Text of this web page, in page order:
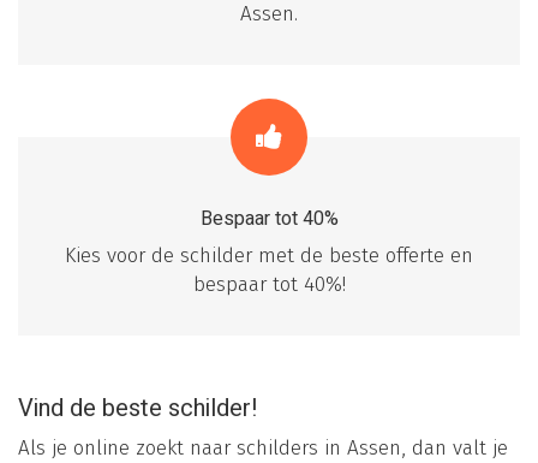
Assen.
Bespaar tot 40%
Kies voor de schilder met de beste offerte en
bespaar tot 40%!
Vind de beste schilder!
Als je online zoekt naar schilders in Assen, dan valt je